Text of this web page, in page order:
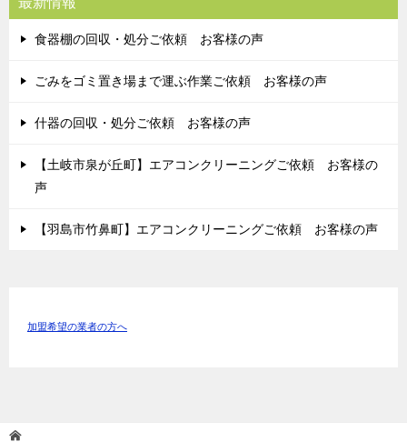
食器棚の回収・処分ご依頼 お客様の声
ごみをゴミ置き場まで運ぶ作業ご依頼 お客様の声
什器の回収・処分ご依頼 お客様の声
【土岐市泉が丘町】エアコンクリーニングご依頼 お客様の
声
【羽島市竹鼻町】エアコンクリーニングご依頼 お客様の声
加盟希望の業者の方へ